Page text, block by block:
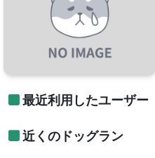
最近利用したユーザー
近くのドッグラン